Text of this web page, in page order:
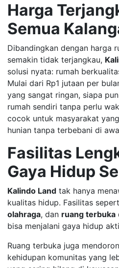
Harga
Semua
Dibandingkan dengan harga
semakin tidak terjangkau,
solusi nyata: rumah
Mulai dari Rp1 jutaan per
yang sangat ringan, siapa
rumah sendiri tanpa perlu
cocok untuk masyarakat
hunian tanpa terbebani di
Fasilitas
Gaya Hidup
Kalindo Land tak hanya
kualitas hidup. Fasilitas
olahraga, dan ruang terbuka
bisa menjalani gaya hidup
Ruang terbuka juga
kehidupan komunitas yang